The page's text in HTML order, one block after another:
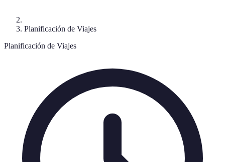
Planificación de Viajes
Planificación de Viajes